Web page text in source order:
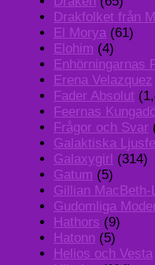
Drakfolket från
El Morya (61)
Elohim (4)
Enhörningarnas
Erena Velazquez
Fader Absolut
Feernas
Frågor och Svar
Galaktiska
Galaxygirl (314)
Gatum (5)
Gillian MacBeth-
Gudomliga
Hathors (9)
Hatonn (5)
Helios och Vesta